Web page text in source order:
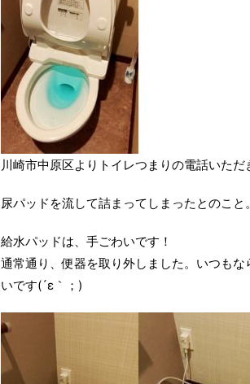
川崎市中原区よりトイレつまりの電話いただ
尿パッドを流して詰まってしまったとのこと
給水パッドは、手ごわいです！
通常通り、便器を取り外しました。いつも
いです(´ε｀；)ゞ